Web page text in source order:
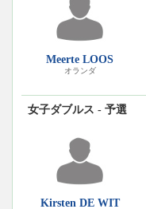
Meerte LOOS
オランダ
女子ダブルス - 予選
Kirsten DE WIT